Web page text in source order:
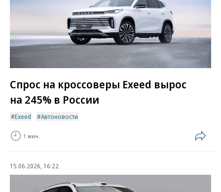
Спрос на кроссоверы Exeed вырос
на 245% в России
Exeed Автоновости
1 мин.
15.06.2026, 16:22